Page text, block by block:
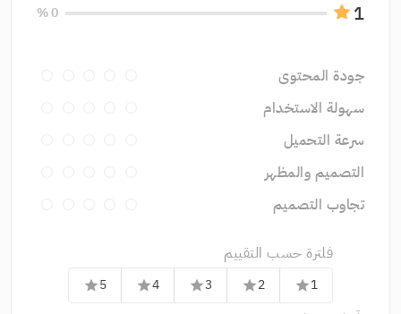
1
0 %
جودة المحتوى
سهولة الاستخدام
سرعة التحميل
التصميم والمظهر
تجاوب التصميم
فلترة حسب التقييم
1
star
2
star
3
star
4
star
5
star